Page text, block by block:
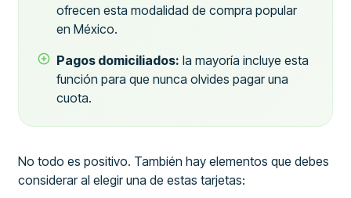
ofrecen esta modalidad de compra popular
en México.
Pagos domiciliados: la mayoría incluye esta
función para que nunca olvides pagar una
cuota.
No todo es positivo. También hay elementos que debes
considerar al elegir una de estas tarjetas: